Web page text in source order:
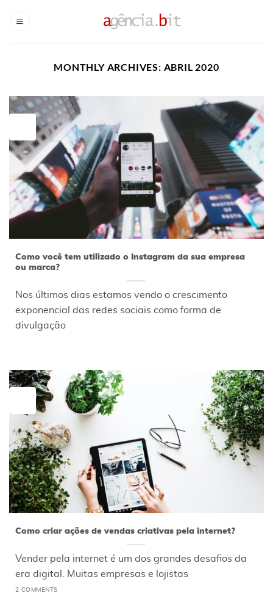
MONTHLY ARCHIVES: ABRIL 2020
Como você tem utilizado o Instagram da sua empresa
ou marca?
Nos últimos dias estamos vendo o crescimento
exponencial das redes sociais como forma de
divulgação
Como criar ações de vendas criativas pela internet?
Vender pela internet é um dos grandes desafios da
era digital. Muitas empresas e lojistas
2 COMMENTS